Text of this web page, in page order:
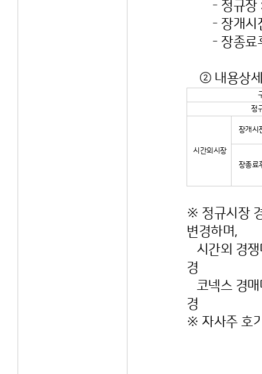
- 정규장 :
- 장개시전
- 장종료후
② 내용
정
시간외시장
장개시
장종료
※ 정규시장
변경하며,
시간외 경
경
코넥스 경
경
※ 자사주 호